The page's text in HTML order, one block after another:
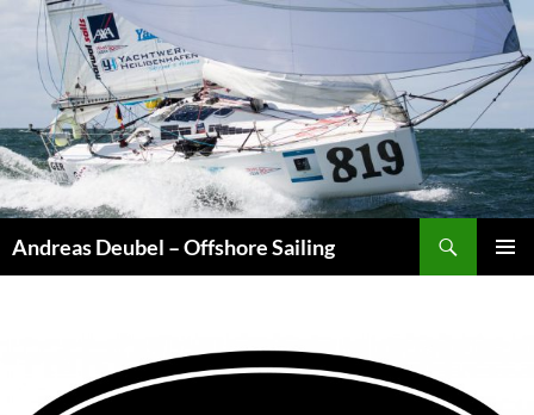
Inhalt
springen
Andreas Deubel – Offshore Sailing